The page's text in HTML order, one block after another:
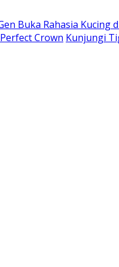
Buka Rahasia Kucing
Crown Kunjungi